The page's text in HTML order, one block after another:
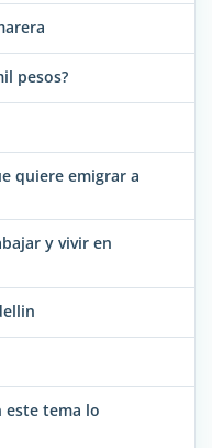
pesos?
quiere emigrar a
y vivir en
este tema lo